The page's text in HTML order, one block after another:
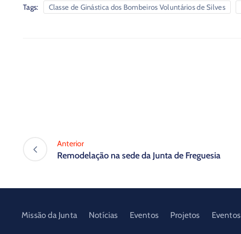
Tags: Classe de Ginástica dos Bombeiros Voluntários de Silves
Anterior
Remodelação na sede da Junta de Freguesia
Missão da Junta Notícias Eventos Projetos Eventos